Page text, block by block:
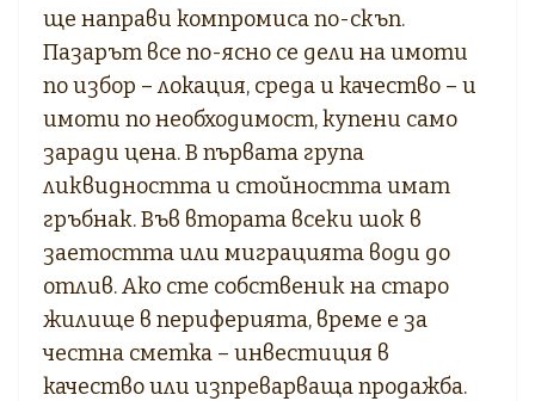
ще направи компромиса по-скъп.
Пазарът все по-ясно се дели на имоти
по избор – локация, среда и качество – и
имоти по необходимост, купени само
заради цена. В първата група
ликвидността и стойността имат
гръбнак. Във втората всеки шок в
заетостта или миграцията води до
отлив. Ако сте собственик на старо
жилище в периферията, време е за
честна сметка – инвестиция в
качество или изпреварваща продажба.